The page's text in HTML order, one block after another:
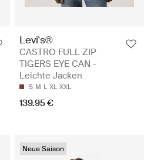
Levi's®
CASTRO FULL ZIP
TIGERS EYE CAN -
Leichte Jacken
S M L XL XXL
139.95 €
Neue Saison